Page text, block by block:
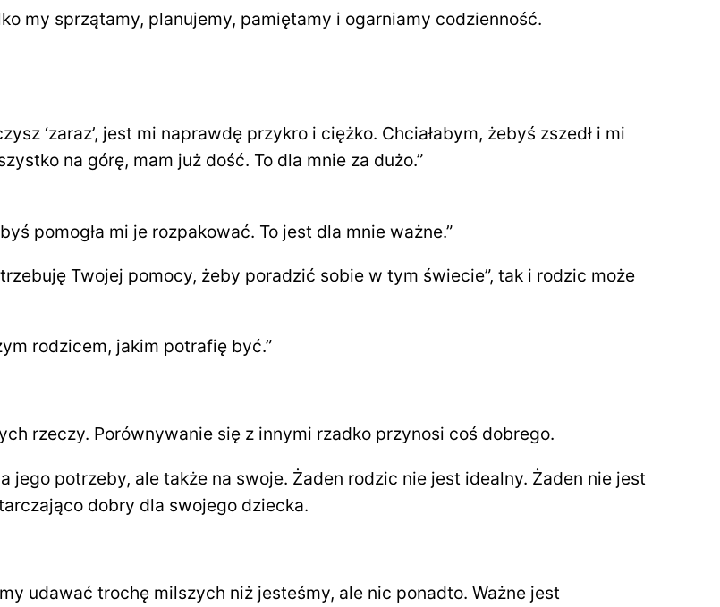
my sprzątamy, planujemy, pamiętamy i ogarniamy codzienność.
‘zaraz’, jest mi naprawdę przykro i ciężko. Chciałabym, żebyś zszedł i mi
na górę, mam już dość. To dla mnie za dużo.”
pomogła mi je rozpakować. To jest dla mnie ważne.”
Twojej pomocy, żeby poradzić sobie w tym świecie”, tak i rodzic może
rodzicem, jakim potrafię być.”
rzeczy. Porównywanie się z innymi rzadko przynosi coś dobrego.
jego potrzeby, ale także na swoje. Żaden rodzic nie jest idealny. Żaden nie jest
dobry dla swojego dziecka.
udawać trochę milszych niż jesteśmy, ale nic ponadto. Ważne jest